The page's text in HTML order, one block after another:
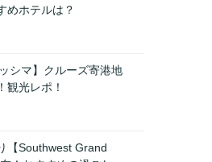
めホテルは？
シマ】クルーズ寄港地
観光レポ！
【Southwest Grand